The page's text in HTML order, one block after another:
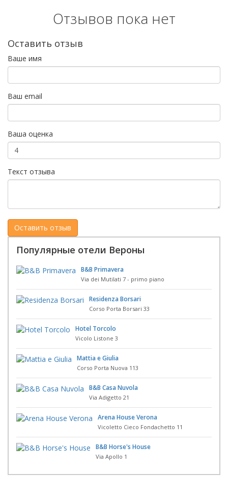
Отзывов пока нет
Оставить отзыв
Ваше имя
Ваш email
Ваша оценка
Текст отзыва
Популярные отели Вероны
B&B Primavera
Via dei Mutilati 7 - primo piano
Residenza Borsari
Corso Porta Borsari 33
Hotel Torcolo
Vicolo Listone 3
Mattia e Giulia
Corso Porta Nuova 113
B&B Casa Nuvola
Via Adigetto 21
Arena House Verona
Vicoletto Cieco Fondachetto 11
B&B Horse's House
Via Apollo 1